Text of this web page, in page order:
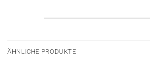
ÄHNLICHE PRODUKTE